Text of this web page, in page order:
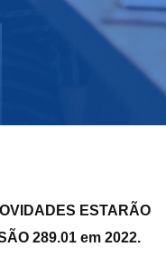
ESTARÃO
289.01 em 2022.